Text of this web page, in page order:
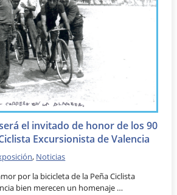
el invitado de honor de los 90
Excursionista de Valencia
, Noticias
por la bicicleta de la Peña Ciclista
bien merecen un homenaje …